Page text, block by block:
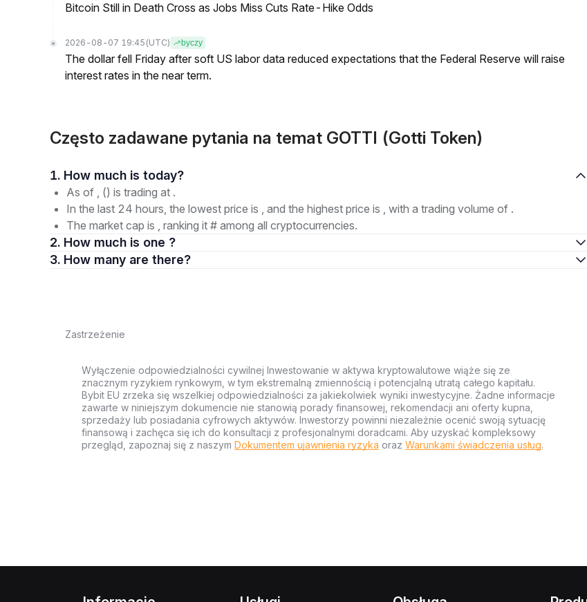
Bitcoin Still in Death Cross as Jobs Miss Cuts Rate-Hike Odds
2026-08-07 19:45 (UTC) byczy
The dollar fell Friday after soft US labor data reduced expectations that the Federal Reserve will raise
interest rates in the near term.
Często zadawane pytania na temat GOTTI (Gotti Token)
1. How much is today?
As of , () is trading at .
In the last 24 hours, the lowest price is , and the highest price is , with a trading volume of .
The market cap is , ranking it # among all cryptocurrencies.
2. How much is one ?
3. How many are there?
Zastrzeżenie
Wyłączenie odpowiedzialności cywilnej Inwestowanie w aktywa kryptowalutowe wiąże się ze
znacznym ryzykiem rynkowym, w tym ekstremalną zmiennością i potencjalną utratą całego kapitału.
Bybit EU zrzeka się wszelkiej odpowiedzialności za jakiekolwiek wyniki inwestycyjne. Żadne informacje
zawarte w niniejszym dokumencie nie stanowią porady finansowej, rekomendacji ani oferty kupna,
sprzedaży lub posiadania cyfrowych aktywów. Inwestorzy powinni niezależnie ocenić swoją sytuację
finansową i zachęca się ich do konsultacji z profesjonalnymi doradcami. Aby uzyskać kompleksowy
przegląd, zapoznaj się z naszym Dokumentem ujawnienia ryzyka oraz Warunkami świadczenia usług.